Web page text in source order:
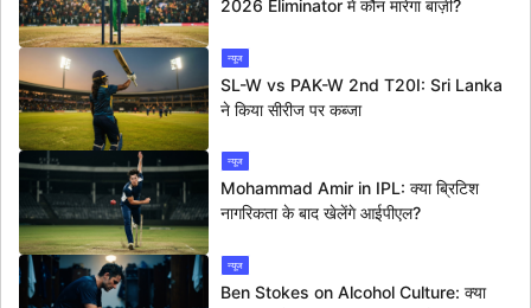
2026 Eliminator में कौन मारेगा बाज़ी?
न्यूज
SL-W vs PAK-W 2nd T20I: Sri Lanka
ने किया सीरीज पर कब्जा
न्यूज
Mohammad Amir in IPL: क्या ब्रिटिश
नागरिकता के बाद खेलेंगे आईपीएल?
न्यूज
Ben Stokes on Alcohol Culture: क्या